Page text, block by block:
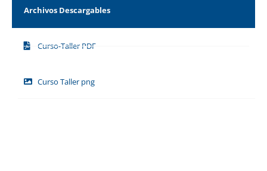
Archivos Descargables
Curso-Taller PDF
Curso Taller png